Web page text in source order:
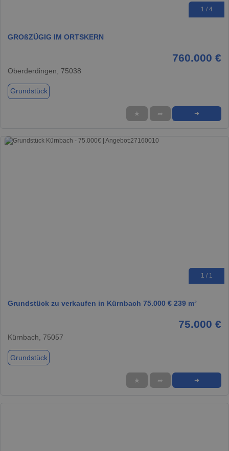
1 / 4
GROßZÜGIG IM ORTSKERN
760.000 €
Oberderdingen, 75038
Grundstück
★ ➦ ➜
1 / 1
Grundstück zu verkaufen in Kürnbach 75.000 € 239 m²
75.000 €
Kürnbach, 75057
Grundstück
★ ➦ ➜